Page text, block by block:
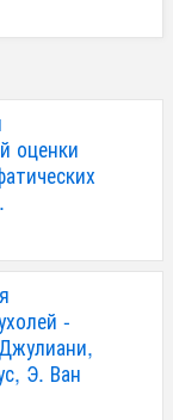
оценки
-
Э. Ван